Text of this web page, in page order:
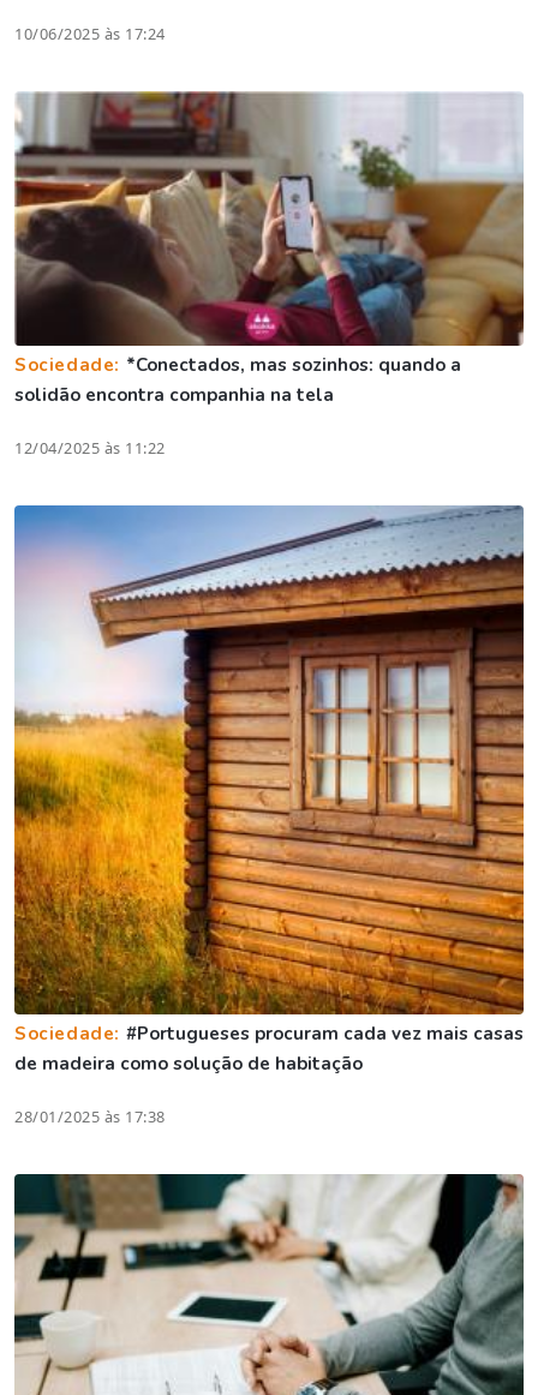
10/06/2025 às 17:24
Sociedade: *Conectados, mas sozinhos: quando a
solidão encontra companhia na tela
12/04/2025 às 11:22
Sociedade: #Portugueses procuram cada vez mais casas
de madeira como solução de habitação
28/01/2025 às 17:38